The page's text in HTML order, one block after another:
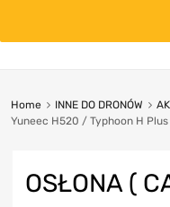
Home INNE DO DRONÓW
Yuneec H520 / Typhoon H Plus
OSŁONA (